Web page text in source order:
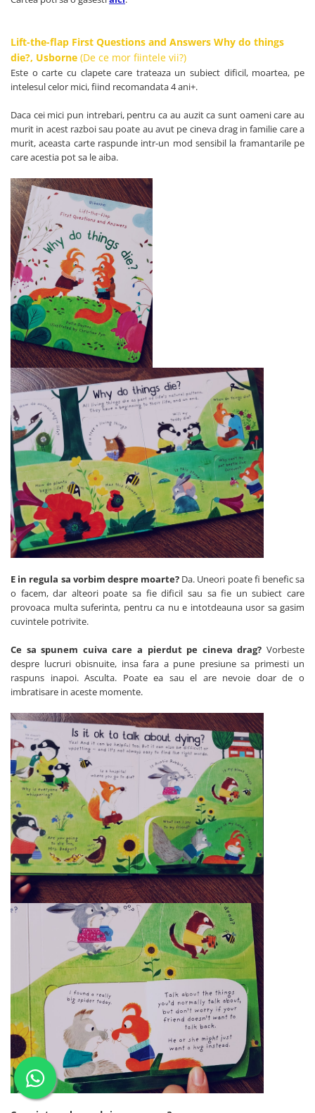
Lift-the-flap First Questions and Answers Why do things
die?, Usborne (De ce mor fiintele vii?)
Este o carte cu clapete care trateaza un subiect dificil, moartea, pe
intelesul celor mici, fiind recomandata 4 ani+.
Daca cei mici pun intrebari, pentru ca au auzit ca sunt oameni care au
murit in acest razboi sau poate au avut pe cineva drag in familie care a
murit, aceasta carte raspunde intr-un mod sensibil la framantarile pe
care acestia pot sa le aiba.
E in regula sa vorbim despre moarte? Da. Uneori poate fi benefic sa
o facem, dar alteori poate sa fie dificil sau sa fie un subiect care
provoaca multa suferinta, pentru ca nu e intotdeauna usor sa gasim
cuvintele potrivite.
Ce sa spunem cuiva care a pierdut pe cineva drag? Vorbeste
despre lucruri obisnuite, insa fara a pune presiune sa primesti un
raspuns inapoi. Asculta. Poate ea sau el are nevoie doar de o
imbratisare in aceste momente.